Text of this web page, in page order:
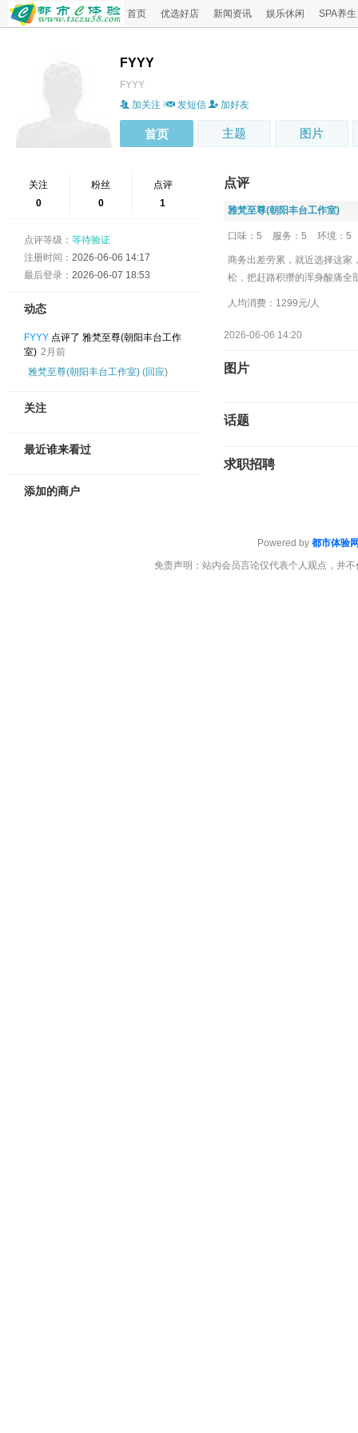
首页 优选好店 新闻资讯 娱乐休闲 SPA养生
FYYY
FYYY
加关注
发短信 加好友
首页 主题 图片
关注
0
粉丝
0
点评
1
点评等级： 等待验证
注册时间： 2026-06-06 14:17
最后登录： 2026-06-07 18:53
动态
FYYY 点评了 雅梵至尊(朝阳丰台工作
室) 2月前
雅梵至尊(朝阳丰台工作室) (回应)
关注
最近谁来看过
添加的商户
点评
雅梵至尊(朝阳丰台工作室)
口味：5 服务：5 环境：5
商务出差劳累，就近选择这家
松，把赶路积攒的浑身酸痛全
人均消费：1299元/人
2026-06-06 14:20
图片
话题
求职招聘
Powered by 都市体验
免责声明：站内会员言论仅代表个人观点，并